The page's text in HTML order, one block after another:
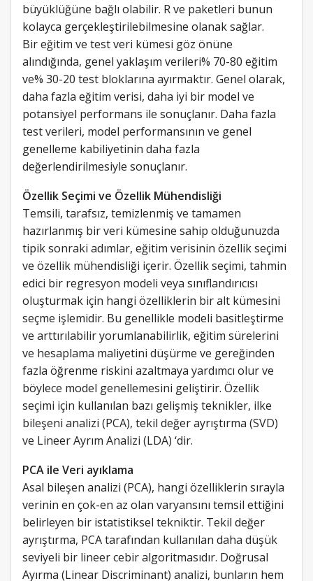
büyüklüğüne bağlı olabilir. R ve paketleri bunun
kolayca gerçekleştirilebilmesine olanak sağlar.
Bir eğitim ve test veri kümesi göz önüne
alındığında, genel yaklaşım verileri% 70-80 eğitim
ve% 30-20 test bloklarına ayırmaktır. Genel olarak,
daha fazla eğitim verisi, daha iyi bir model ve
potansiyel performans ile sonuçlanır. Daha fazla
test verileri, model performansının ve genel
genelleme kabiliyetinin daha fazla
değerlendirilmesiyle sonuçlanır.
Özellik Seçimi ve Özellik Mühendisliği
Temsili, tarafsız, temizlenmiş ve tamamen
hazırlanmış bir veri kümesine sahip olduğunuzda
tipik sonraki adımlar, eğitim verisinin özellik seçimi
ve özellik mühendisliği içerir. Özellik seçimi, tahmin
edici bir regresyon modeli veya sınıflandırıcısı
oluşturmak için hangi özelliklerin bir alt kümesini
seçme işlemidir. Bu genellikle modeli basitleştirme
ve arttırılabilir yorumlanabilirlik, eğitim sürelerini
ve hesaplama maliyetini düşürme ve gereğinden
fazla öğrenme riskini azaltmaya yardımcı olur ve
böylece model genellemesini geliştirir. Özellik
seçimi için kullanılan bazı gelişmiş teknikler, ilke
bileşeni analizi (PCA), tekil değer ayrıştırma (SVD)
ve Lineer Ayrım Analizi (LDA) ‘dir.
PCA ile Veri ayıklama
Asal bileşen analizi (PCA), hangi özelliklerin sırayla
verinin en çok-en az olan varyansını temsil ettiğini
belirleyen bir istatistiksel tekniktir. Tekil değer
ayrıştırma, PCA tarafından kullanılan daha düşük
seviyeli bir lineer cebir algoritmasıdır. Doğrusal
Ayırma (Linear Discriminant) analizi, bunların hem